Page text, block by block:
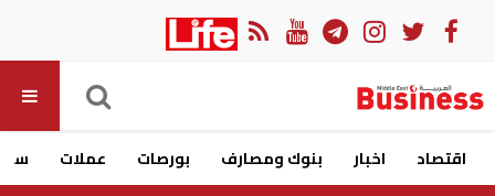
اقتصاد اخبار بنوك ومصارف بورصات عملات